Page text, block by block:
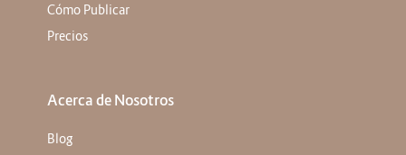
Cómo Publicar
Precios
Acerca de Nosotros
Blog